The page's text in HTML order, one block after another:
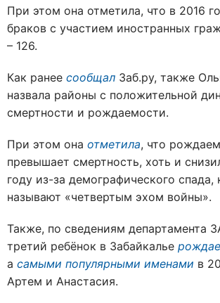
При этом она отметила, что в 2016
браков с участием иностранных
– 126.
Как ранее сообщал Заб.ру, также
назвала районы с положительной
смертности и рождаемости.
При этом она отметила, что
превышает смертность, хоть и
году из-за демографического спада,
называют «четвертым эхом войны».
Также, по сведениям департамента
третий ребёнок в Забайкалье
а самыми популярными именами в
Артем и Анастасия.